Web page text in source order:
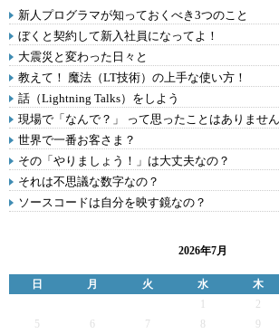
新人プログラマが知っておくべき3つのこと
ぼくと契約して新入社員になってよ！
大震災と変わった日々と
教えて！ 魔法（LT技術）の上手な使い方！
話（Lightning Talks）をしよう
現場で「なんで？」 って思ったことはありませ
世界で一番お客さま？
その「やりましょう！」は大丈夫なの？
それは不思議な数字なの？
ソースコードは自分を映す鏡なの？
2026年7月
日 月 火 水 木
2
5
6 7 9